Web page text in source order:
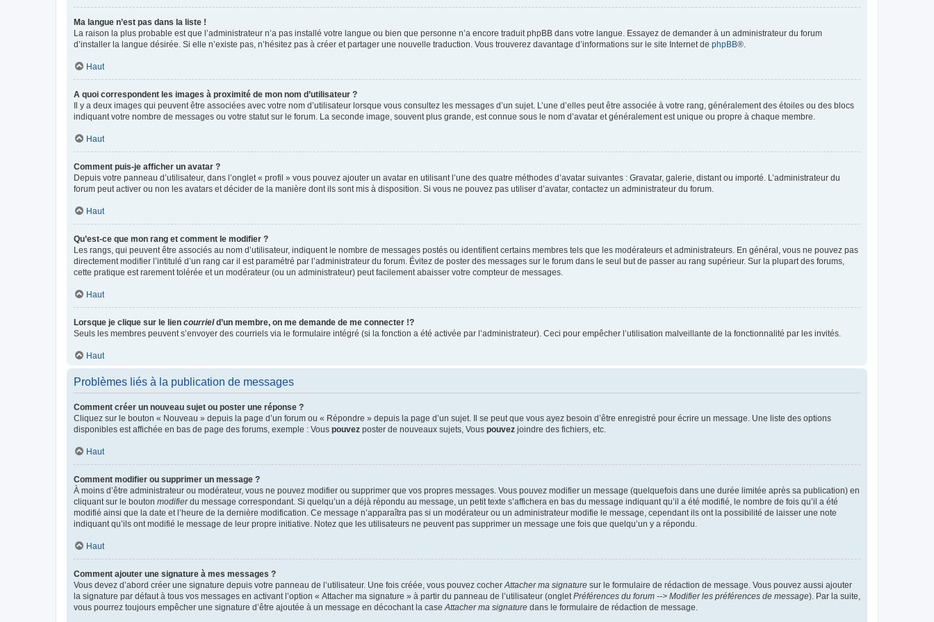
Ma langue n’est pas dans la liste !
La raison la plus probable est que l’administrateur n’a pas installé votre langue ou bien que personne n’a encore traduit phpBB dans votre langue. Essayez de demander à un administrateur du forum
d’installer la langue désirée. Si elle n’existe pas, n’hésitez pas à créer et partager une nouvelle traduction. Vous trouverez davantage d’informations sur le site Internet de phpBB®.
Haut
A quoi correspondent les images à proximité de mon nom d’utilisateur ?
Il y a deux images qui peuvent être associées avec votre nom d’utilisateur lorsque vous consultez les messages d’un sujet. L’une d’elles peut être associée à votre rang, généralement des étoiles ou des blocs
indiquant votre nombre de messages ou votre statut sur le forum. La seconde image, souvent plus grande, est connue sous le nom d’avatar et généralement est unique ou propre à chaque membre.
Haut
Comment puis-je afficher un avatar ?
Depuis votre panneau d’utilisateur, dans l’onglet « profil » vous pouvez ajouter un avatar en utilisant l’une des quatre méthodes d’avatar suivantes : Gravatar, galerie, distant ou importé. L’administrateur du
forum peut activer ou non les avatars et décider de la manière dont ils sont mis à disposition. Si vous ne pouvez pas utiliser d’avatar, contactez un administrateur du forum.
Haut
Qu’est-ce que mon rang et comment le modifier ?
Les rangs, qui peuvent être associés au nom d’utilisateur, indiquent le nombre de messages postés ou identifient certains membres tels que les modérateurs et administrateurs. En général, vous ne pouvez pas
directement modifier l’intitulé d’un rang car il est paramétré par l’administrateur du forum. Évitez de poster des messages sur le forum dans le seul but de passer au rang supérieur. Sur la plupart des forums,
cette pratique est rarement tolérée et un modérateur (ou un administrateur) peut facilement abaisser votre compteur de messages.
Haut
Lorsque je clique sur le lien courrield’un membre, on me demande de me connecter !?
Seuls les membres peuvent s’envoyer des courriels via le formulaire intégré (si la fonction a été activée par l’administrateur). Ceci pour empêcher l’utilisation malveillante de la fonctionnalité par les invités.
Haut
Problèmes liés à la publication de messages
Comment créer un nouveau sujet ou poster une réponse ?
Cliquez sur le bouton « Nouveau » depuis la page d’un forum ou « Répondre » depuis la page d’un sujet. Il se peut que vous ayez besoin d’être enregistré pour écrire un message. Une liste des options
disponibles est affichée en bas de page des forums, exemple : Vous pouvez poster de nouveaux sujets, Vous pouvez joindre des fichiers, etc.
Haut
Comment modifier ou supprimer un message ?
À moins d’être administrateur ou modérateur, vous ne pouvez modifier ou supprimer que vos propres messages. Vous pouvez modifier un message (quelquefois dans une durée limitée après sa publication) en
cliquant sur le bouton modifierdu message correspondant. Si quelqu’un a déjà répondu au message, un petit texte s’affichera en bas du message indiquant qu’il a été modifié, le nombre de fois qu’il a été
modifié ainsi que la date et l’heure de la dernière modification. Ce message n’apparaîtra pas si un modérateur ou un administrateur modifie le message, cependant ils ont la possibilité de laisser une note
indiquant qu’ils ont modifié le message de leur propre initiative. Notez que les utilisateurs ne peuvent pas supprimer un message une fois que quelqu’un y a répondu.
Haut
Comment ajouter une signature à mes messages ?
Vous devez d’abord créer une signature depuis votre panneau de l’utilisateur. Une fois créée, vous pouvez cocherAttacher ma signature sur le formulaire de rédaction de message. Vous pouvez aussi ajouter
la signature par défaut à tous vos messages en activant l’option « Attacher ma signature » à partir du panneau de l’utilisateur (ongletPréférences du forum --> Modifier les préférences de message). Par la suite,
vous pourrez toujours empêcher une signature d’être ajoutée à un message en décochant la caseAttacher ma signature dans le formulaire de rédaction de message.